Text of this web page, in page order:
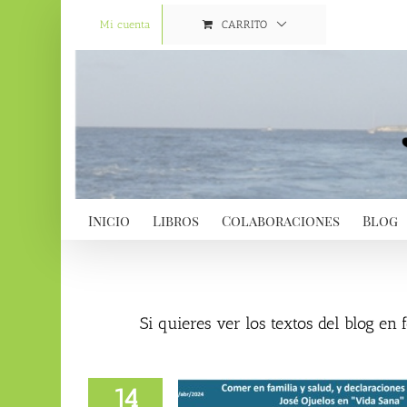
Mi cuenta CARRITO
Inicio Libros Colaboraciones Blog
Si quieres ver los textos del blog en
14